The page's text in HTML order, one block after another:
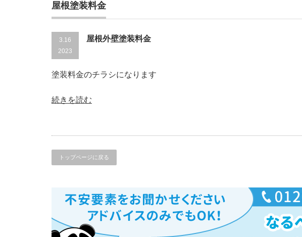
屋根塗装料金
3.16
2023
屋根外壁塗装料金
塗装料金のチラシになります
続きを読む
トップページに戻る